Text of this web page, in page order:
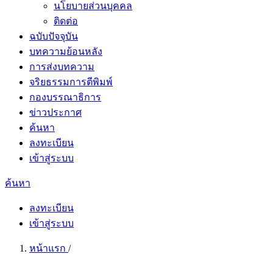
นโยบายส่วนบุคคล
ติดต่อ
ฉบับปัจจุบัน
บทความย้อนหลัง
การส่งบทความ
จริยธรรมการตีพิมพ์
กองบรรณาธิการ
ข่าวประกาศ
ค้นหา
ลงทะเบียน
เข้าสู่ระบบ
ค้นหา
ลงทะเบียน
เข้าสู่ระบบ
หน้าแรก /